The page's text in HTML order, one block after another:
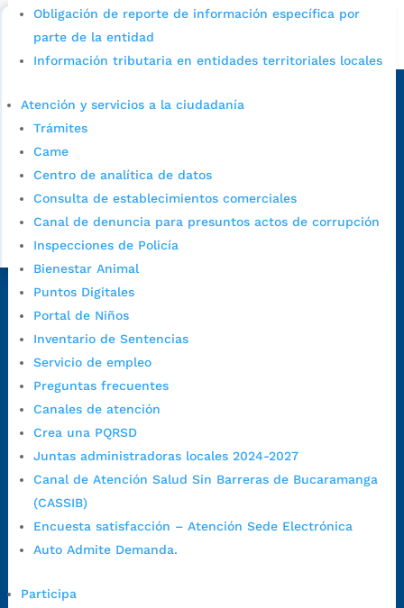
Obligación de reporte de información específica por
parte de la entidad
Información tributaria en entidades territoriales locales
Atención y servicios a la ciudadanía
Trámites
Came
Centro de analítica de datos
Consulta de establecimientos comerciales
Canal de denuncia para presuntos actos de corrupción
Inspecciones de Policía
Bienestar Animal
Puntos Digitales
Portal de Niños
Inventario de Sentencias
Servicio de empleo
Preguntas frecuentes
Canales de atención
Crea una PQRSD
Juntas administradoras locales 2024-2027
Canal de Atención Salud Sin Barreras de Bucaramanga
(CASSIB)
Encuesta satisfacción – Atención Sede Electrónica
Auto Admite Demanda.
Participa
Alcaldía de Bucaramanga
Dirección Fase I:
Código Postal:
1:00 p.m. a 5:30 p.m. / viernes jornada continua en el horario de
Lunes a jueves: 7:00 a.m. a 12:00 m y de 1:00 p.m. a 5:30 p.m.